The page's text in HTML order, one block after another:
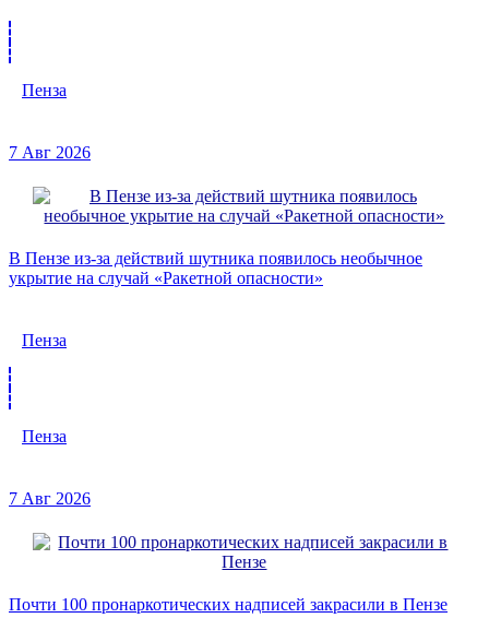
Пенза
7 Авг 2026
В Пензе из-за действий шутника появилось необычное
укрытие на случай «Ракетной опасности»
Пенза
Пенза
7 Авг 2026
Почти 100 пронаркотических надписей закрасили в Пензе